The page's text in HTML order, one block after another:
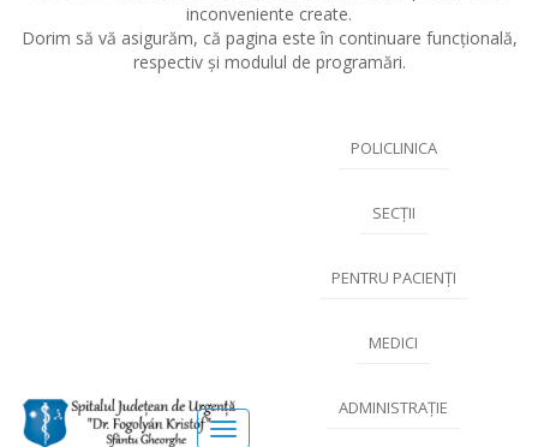
inconveniente create.
Dorim să vă asigurăm, că pagina este în continuare funcțională,
respectiv și modulul de programări.
Meniu
POLICLINICA
SECȚII
PENTRU PACIENȚI
MEDICI
ADMINISTRAȚIE